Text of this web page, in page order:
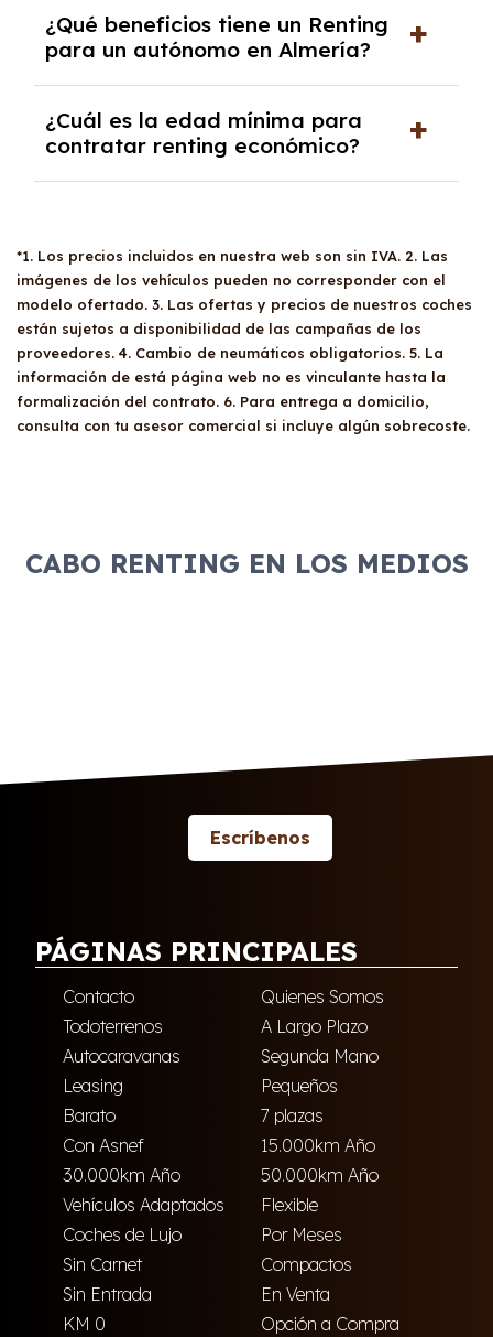
devolver el coche, refinanciar o cambiarlo por
otro modelo.
demostrar viabilidad económica y no estar en
listas de morosidad. En algunos casos, se
puede requerir un aval.
solicitar una cuota de fianza o entrada en
ciertas situaciones, según el estudio de
viabilidad económica.
No es posible comprar el vehículo delRenting
antes de finalizar el contrato. Sin embargo, al
cambiarlo por otro modelo. Esto te ofrece
flexibilidad y la posibilidad de estrenar un
coche nuevo cada cierto tiempo.
¿Qué beneficios tiene un Renting
para un autónomo en Almería?
UnRenting ofrece múltiples beneficios para
los autónomos en Almería. Permite deducirse
cuotas mensuales, se facilita la gestión
financiera. Los vehículos con etiqueta Cero
Emisiones tienen ventajas adicionales, como
estacionamiento gratuito en áreas reguladas
y descuentos en peajes.
¿Cuál es la edad mínima para
contratar renting económico?
necesario cumplir con ciertos requisitos como
ser mayor de edad, tener un carnet de
conducir válido y demostrar solvencia
económica. La evaluación de la aptitud para
contratar un coche de renting es realizada
por el departamento de riesgos de cada
proveedor.
*1. Los precios incluidos en nuestra web son sin IVA. 2. Las
imágenes de los vehículos pueden no corresponder con el
modelo ofertado. 3. Las ofertas y precios de nuestros coches
están sujetos a disponibilidad de las campañas de los
proveedores. 4. Cambio de neumáticos obligatorios. 5. La
información de está página web no es vinculante hasta la
formalización del contrato. 6. Para entrega a domicilio,
consulta con tu asesor comercial si incluye algún sobrecoste.
CABO RENTING EN LOS MEDIOS
Escríbenos
PÁGINAS PRINCIPALES
Contacto
Quienes Somos
Todoterrenos
A Largo Plazo
Autocaravanas
Segunda Mano
Leasing
Pequeños
Barato
7 plazas
Con Asnef
15.000km Año
30.000km Año
50.000km Año
Vehículos Adaptados
Flexible
Coches de Lujo
Por Meses
Sin Carnet
Compactos
Sin Entrada
En Venta
KM 0
Opción a Compra